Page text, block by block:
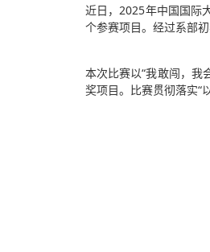
近日，2025年中国国际
个参赛项目。经过系部
本次比赛以“我敢闯，我
奖项目。比赛贯彻落实“